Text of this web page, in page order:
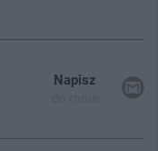
Napisz